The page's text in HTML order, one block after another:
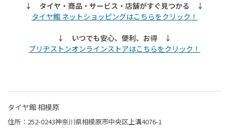
↓ タイヤ・商品・サービス・店舗がすぐ見つかる ↓
タイヤ館 ネットショッピングはこちらをクリック！
↓ いつでも安心、便利、お得 ↓
ブリヂストンオンラインストアはこちらをクリック！
タイヤ館 相模原
住所：252-0243神奈川県相模原市中央区上溝4076-1